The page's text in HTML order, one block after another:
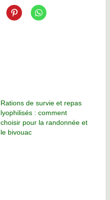
Rations de survie et repas
lyophilisés : comment
choisir pour la randonnée et
le bivouac